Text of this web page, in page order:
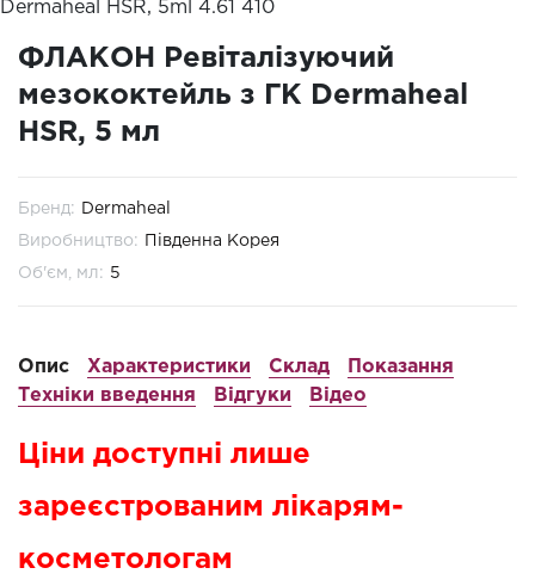
Dermaheal HSR, 5ml
4.61 410
ФЛАКОН Ревіталізуючий
мезококтейль з ГК Dermaheal
HSR, 5 мл
Бренд: Dermaheal
Виробництво: Південна Корея
Об'єм, мл: 5
Опис Характеристики Склад
Показання
Техніки введення
Відгуки Відео
Ціни доступні лише
зареєстрованим лікарям-
косметологам